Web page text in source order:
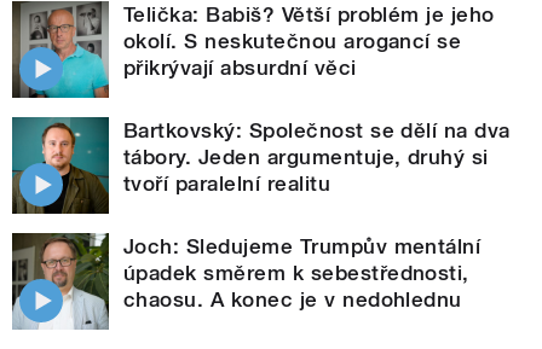
Telička: Babiš? Větší problém je jeho
okolí. S neskutečnou arogancí se
přikrývají absurdní věci
Bartkovský: Společnost se dělí na dva
tábory. Jeden argumentuje, druhý si
tvoří paralelní realitu
Joch: Sledujeme Trumpův mentální
úpadek směrem k sebestřednosti,
chaosu. A konec je v nedohlednu